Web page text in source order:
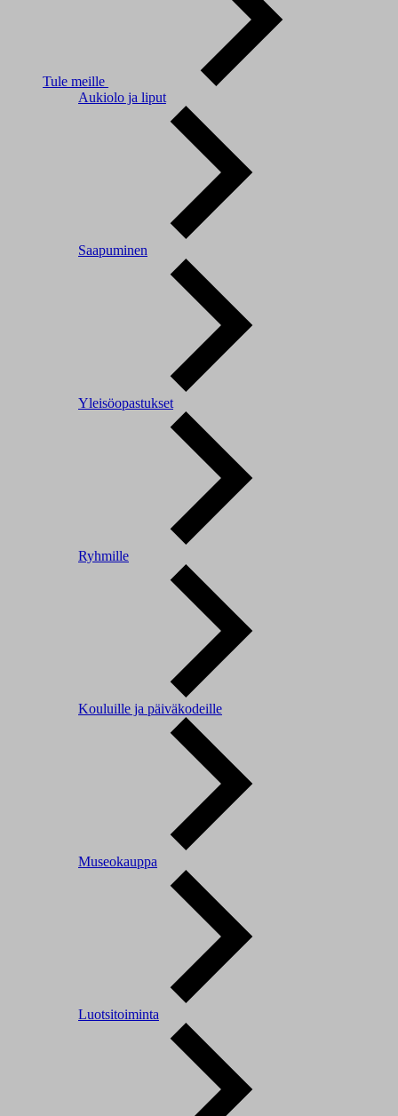
Tule meille
Aukiolo ja liput
Saapuminen
Yleisöopastukset
Ryhmille
Kouluille ja päiväkodeille
Museokauppa
Luotsitoiminta